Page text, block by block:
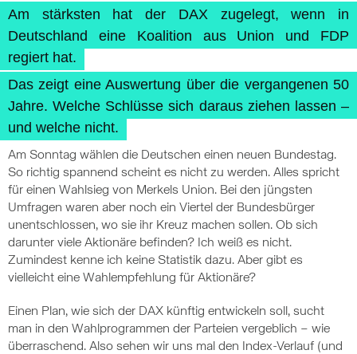
Am stärksten hat der DAX zugelegt, wenn in
Deutschland eine Koalition aus Union und FDP
regiert hat.
Das zeigt eine Auswertung über die vergangenen 50
Jahre. Welche Schlüsse sich daraus ziehen lassen –
und welche nicht.
Am Sonntag wählen die Deutschen einen neuen Bundestag.
So richtig spannend scheint es nicht zu werden. Alles spricht
für einen Wahlsieg von Merkels Union. Bei den jüngsten
Umfragen waren aber noch ein Viertel der Bundesbürger
unentschlossen, wo sie ihr Kreuz machen sollen. Ob sich
darunter viele Aktionäre befinden? Ich weiß es nicht.
Zumindest kenne ich keine Statistik dazu. Aber gibt es
vielleicht eine Wahlempfehlung für Aktionäre?
Einen Plan, wie sich der DAX künftig entwickeln soll, sucht
man in den Wahlprogrammen der Parteien vergeblich – wie
überraschend. Also sehen wir uns mal den Index-Verlauf (und